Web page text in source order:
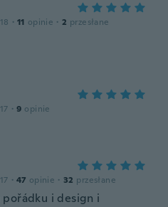
· 11 opinie · 2 przesłane
· 9 opinie
· 47 opinie · 32 przesłane
pořádku i design i